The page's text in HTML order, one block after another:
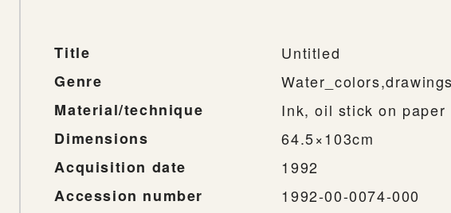
Title
Untitled
Genre
Material/technique
Ink, oil stick on paper
Dimensions
64.5×103cm
Acquisition date
1992
Accession number
1992-00-0074-000